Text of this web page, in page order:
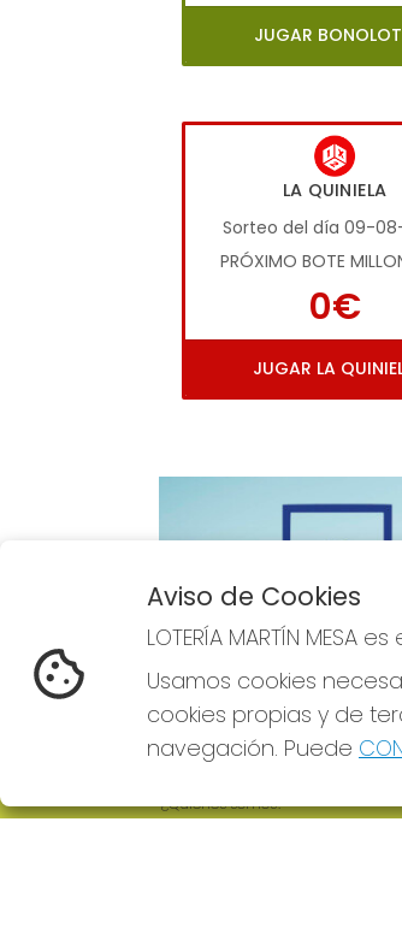
JUGAR
LA QUINIELA
Sorteo del día 09-
PRÓXIMO BOTE
0€
JUGAR LA
Imagen anterior
LOTERÍA MARTÍN MESA
¿Quiénes somos?
Aviso de Cookies
LOTERÍA MARTÍN
Usamos cookies
cookies propias y de
navegación. Puede